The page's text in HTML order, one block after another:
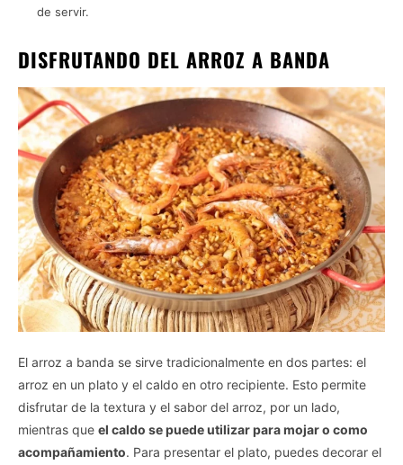
de servir.
DISFRUTANDO DEL ARROZ A BANDA
El arroz a banda se sirve tradicionalmente en dos partes: el
arroz en un plato y el caldo en otro recipiente. Esto permite
disfrutar de la textura y el sabor del arroz, por un lado,
mientras que el caldo se puede utilizar para mojar o como
acompañamiento. Para presentar el plato, puedes decorar el